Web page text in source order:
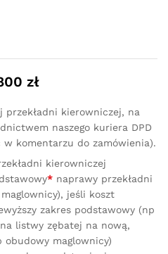
zł
przekładni kierowniczej, na
naszego kuriera DPD
komentarzu do zamówienia).
kierowniczej
* naprawy przekładni
jeśli koszt
zakres podstawowy (np
listwy zębatej na nową,
obudowy maglownicy)